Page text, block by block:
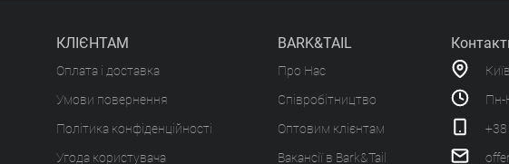
КЛІЄНТАМ
Оплата і доставка
Умови повернення
Політика конфіденційності
Угода користувача
BARK&TAIL
Про Нас
Співробітництво
Оптовим клієнтам
Вакансії в Bark&Tail
Пн-